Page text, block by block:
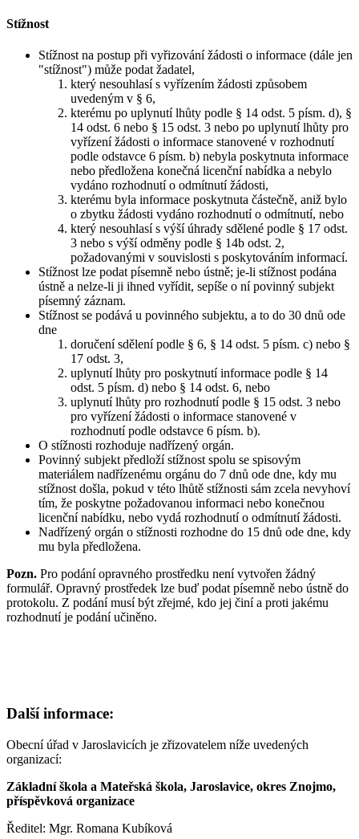
Stížnost
Stížnost na postup při vyřizování žádosti o informace (dále jen
"stížnost") může podat žadatel,
který nesouhlasí s vyřízením žádosti způsobem
uvedeným v § 6,
kterému po uplynutí lhůty podle § 14 odst. 5 písm. d), §
14 odst. 6 nebo § 15 odst. 3 nebo po uplynutí lhůty pro
vyřízení žádosti o informace stanovené v rozhodnutí
podle odstavce 6 písm. b) nebyla poskytnuta informace
nebo předložena konečná licenční nabídka a nebylo
vydáno rozhodnutí o odmítnutí žádosti,
kterému byla informace poskytnuta částečně, aniž bylo
o zbytku žádosti vydáno rozhodnutí o odmítnutí, nebo
který nesouhlasí s výší úhrady sdělené podle § 17 odst.
3 nebo s výší odměny podle § 14b odst. 2,
požadovanými v souvislosti s poskytováním informací.
Stížnost lze podat písemně nebo ústně; je-li stížnost podána
ústně a nelze-li ji ihned vyřídit, sepíše o ní povinný subjekt
písemný záznam.
Stížnost se podává u povinného subjektu, a to do 30 dnů ode
dne
doručení sdělení podle § 6, § 14 odst. 5 písm. c) nebo §
17 odst. 3,
uplynutí lhůty pro poskytnutí informace podle § 14
odst. 5 písm. d) nebo § 14 odst. 6, nebo
uplynutí lhůty pro rozhodnutí podle § 15 odst. 3 nebo
pro vyřízení žádosti o informace stanovené v
rozhodnutí podle odstavce 6 písm. b).
O stížnosti rozhoduje nadřízený orgán.
Povinný subjekt předloží stížnost spolu se spisovým
materiálem nadřízenému orgánu do 7 dnů ode dne, kdy mu
stížnost došla, pokud v této lhůtě stížnosti sám zcela nevyhoví
tím, že poskytne požadovanou informaci nebo konečnou
licenční nabídku, nebo vydá rozhodnutí o odmítnutí žádosti.
Nadřízený orgán o stížnosti rozhodne do 15 dnů ode dne, kdy
mu byla předložena.
Pozn. Pro podání opravného prostředku není vytvořen žádný
formulář. Opravný prostředek lze buď podat písemně nebo ústně do
protokolu. Z podání musí být zřejmé, kdo jej činí a proti jakému
rozhodnutí je podání učiněno.
Další informace:
Obecní úřad v Jaroslavicích je zřizovatelem níže uvedených
organizací:
Základní škola a Mateřská škola, Jaroslavice, okres Znojmo,
příspěvková organizace
Ředitel: Mgr. Romana Kubíková